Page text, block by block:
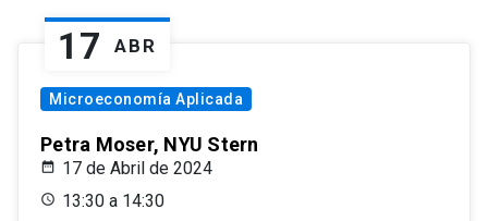
17 ABR
Microeconomía Aplicada
Petra Moser, NYU Stern
17 de Abril de 2024
13:30 a 14:30